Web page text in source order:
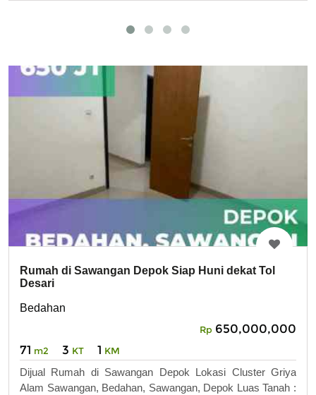
Rumah di Sawangan Depok Siap Huni dekat Tol
Desari
Bedahan
Rp 650,000,000
71 m2 3 KT 1 KM
Dijual Rumah di Sawangan Depok Lokasi Cluster Griya
Alam Sawangan, Bedahan, Sawangan, Depok Luas Tanah :